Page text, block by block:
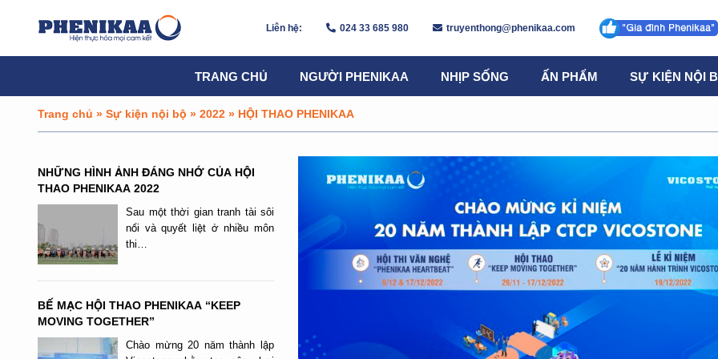
Liên hệ: 024 33 685 980 truyenthong@phenikaa.com
TRANG CHỦ NGƯỜI PHENIKAA NHỊP SỐNG ẤN PHẨM SỰ KIỆN NỘI
Trang chủ » Sự kiện nội bộ » 2022 » HỘI THAO PHENIKAA
NHỮNG HÌNH ẢNH ĐÁNG NHỚ CỦA HỘI
THAO PHENIKAA 2022
Sau một thời gian tranh tài sôi
nổi và quyết liệt ở nhiều môn
thi…
BẾ MẠC HỘI THAO PHENIKAA “KEEP
MOVING TOGETHER”
Chào mừng 20 năm thành lập